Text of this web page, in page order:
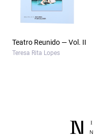
Teatro Reunido — Vol. II
Teresa Rita Lopes